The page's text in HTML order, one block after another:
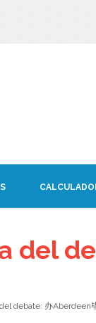
del
debate: 办Aberdeen